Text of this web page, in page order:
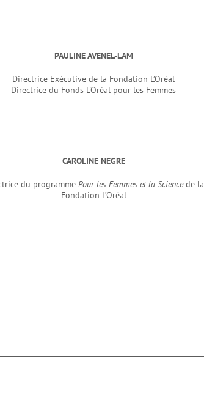
PAULINE AVENEL-LAM
Directrice Exécutive de la Fondation L’Oréal
Directrice du Fonds L'Oréal pour les Femmes
CAROLINE NEGRE
du programme Pour les Femmes et la Sciencede la
Fondation L’Oréal